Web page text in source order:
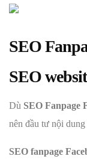
SEO
SEO
Dù SEO Fanpage
nên đầu tư nội
SEO fanpage